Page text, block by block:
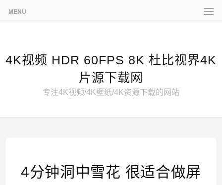
MENU
4K视频 HDR 60FPS 8K 杜比视界4K
片源下载网
专注4K视频/4K壁纸/4K资源下载的网站
4分钟洞中雪花 很适合做屏